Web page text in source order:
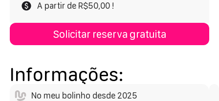
A partir de R$50,00 !
Solicitar reserva gratuita
Informações:
No meu bolinho desde 2025